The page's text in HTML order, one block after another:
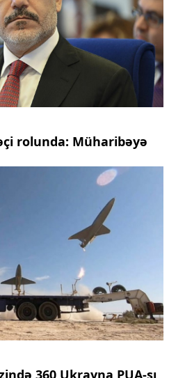
rolunda: Müharibəyə
360 Ukrayna PUA-sı